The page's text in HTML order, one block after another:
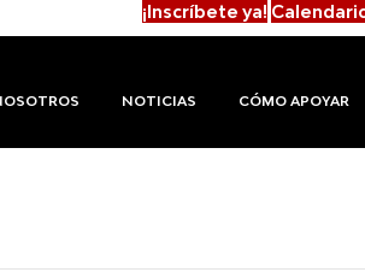
¡Inscríbete ya!
NOTICIAS CÓMO APOYAR